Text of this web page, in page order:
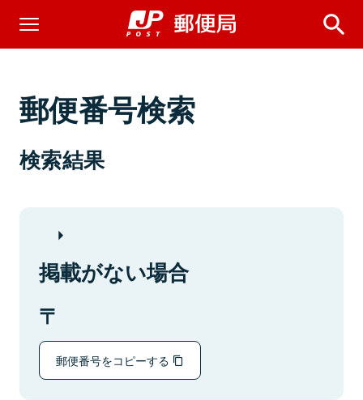
郵便番号検索
検索結果
掲載がない場合
郵便番号をコピーする